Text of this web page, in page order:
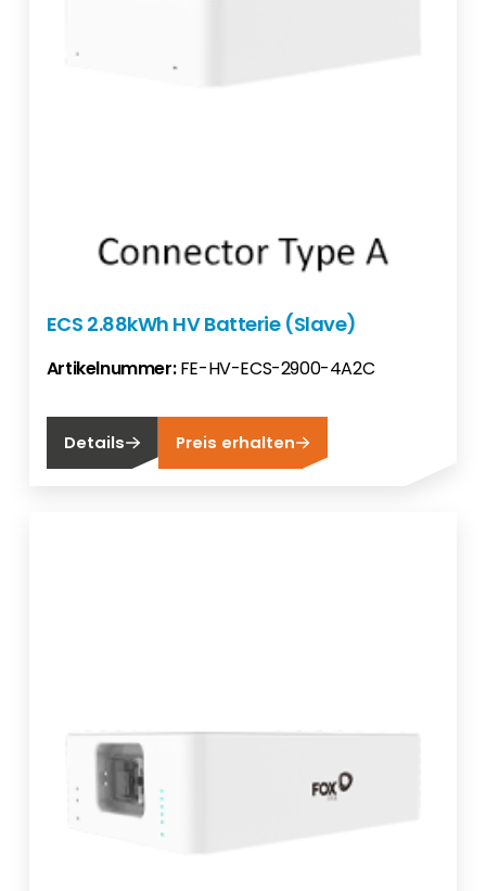
ECS 2.88kWh HV Batterie (Slave)
Artikelnummer:FE-HV-ECS-2900-4A2C
Details Preis erhalten